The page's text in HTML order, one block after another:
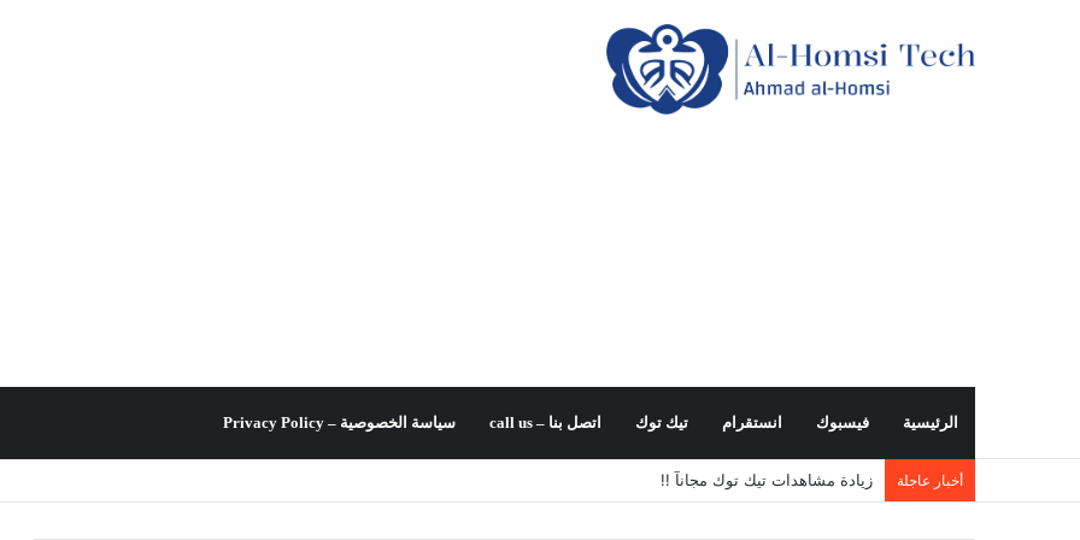
الرئيسية فيسبوك انستقرام تيك توك اتصل بنا – call us سياسة الخصوصية – Privacy Policy
أخبار عاجلة زيادة مشاهدات تيك توك مجانآ !!